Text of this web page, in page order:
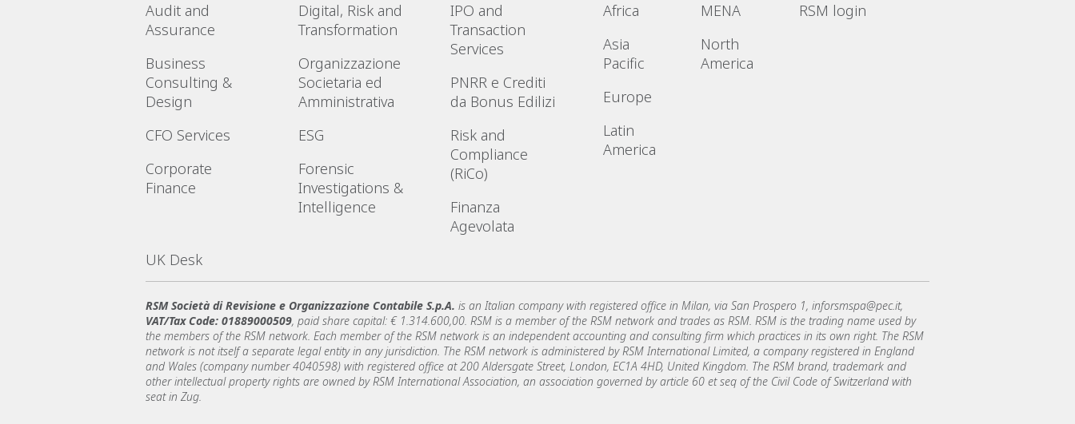
Audit and
Assurance
Business
Consulting &
Design
CFO Services
Corporate
Finance
Digital, Risk and
Transformation
Organizzazione
Societaria ed
Amministrativa
ESG
Forensic
Investigations &
Intelligence
IPO and
Transaction
Services
PNRR e Crediti
da Bonus Edilizi
Risk and
Compliance
(RiCo)
Finanza
Agevolata
UK Desk
Africa
Asia
Pacific
Europe
Latin
America
MENA
North
America
RSM login
RSM Società di Revisione e Organizzazione Contabile S.p.A. is an Italian company with registered office in Milan, via San Prospero 1, inforsmspa@pec.it,
VAT/Tax Code: 01889000509, paid share capital: € 1.314.600,00. RSM is a member of the RSM network and trades as RSM. RSM is the trading name used by
the members of the RSM network. Each member of the RSM network is an independent accounting and consulting firm which practices in its own right. The RSM
network is not itself a separate legal entity in any jurisdiction. The RSM network is administered by RSM International Limited, a company registered in England
and Wales (company number 4040598) with registered office at 200 Aldersgate Street, London, EC1A 4HD, United Kingdom. The RSM brand, trademark and
other intellectual property rights are owned by RSM International Association, an association governed by article 60 et seq of the Civil Code of Switzerland with
seat in Zug.